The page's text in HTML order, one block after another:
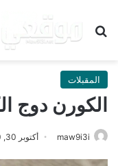
بحث عن
المقبلات
الكورن دوج
maw9i3i أكتوبر 30, 2020